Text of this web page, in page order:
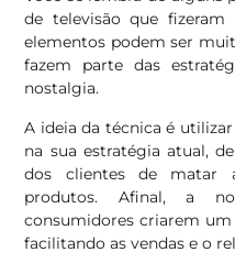
de televisão que fizeram
elementos podem ser
fazem parte das
nostalgia.
A ideia da técnica é
na sua estratégia atual,
dos clientes de matar
produtos. Afinal, a
consumidores criarem
facilitando as vendas e o